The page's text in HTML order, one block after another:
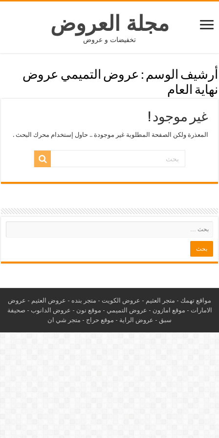
مجلة العروض
تخفيضات و عروض
أرشيف الوسم : عروض التميمي عروض
نهاية العام
غير موجود !
المعذرة ولكن الصفحة المطلوبة غير موجودة .. حاول إستخدام محرك البحث .
مواقع تهمك - متجر العثيم - عروض الكويت - متجر بنده - عروض العثيم - عروض
الامارات - موقع امازون - عروض التميمي - موقع نون - عروض الدانوب - صحيفة
سبق - عروض الراية - موقع حراج - متجر شي ان